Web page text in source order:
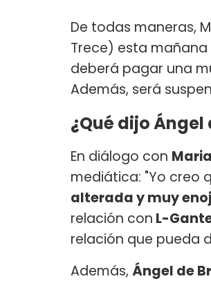
De todas maneras,
Trece) esta mañana
deberá pagar una
Además, será
¿Qué dijo
En diálogo con
mediática: "Yo creo
alterada y muy
relación con L-
relación que pueda
Además, Ángel de